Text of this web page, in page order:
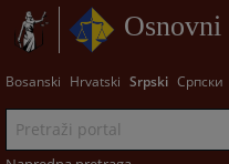
Bosanski Hrvatski Srpski Српски